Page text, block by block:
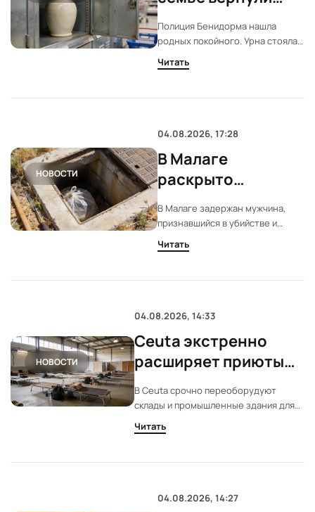
урну с прахом из
супермаркета
Полиция Бенидорма нашла
родных покойного. Урна стояла в
камере хранения супермаркета.
Женщина оставила её там на
Читать
НОВОСТИ
04.08.2026, 17:28
В Малаге
раскрыто
убийство:
задержан
подозреваемый
В Малаге задержан мужчина,
признавшийся в убийстве и
расчленении знакомого. Останки
жертвы были обнаружены
Читать
НОВОСТИ
04.08.2026, 14:33
Ceuta экстренно
расширяет приюты
для 862
несовершеннолетних
мигрантов
В Ceuta срочно переоборудуют
склады и промышленные здания для
размещения 862
несовершеннолетних мигрантов.
Читать
04.08.2026, 14:27